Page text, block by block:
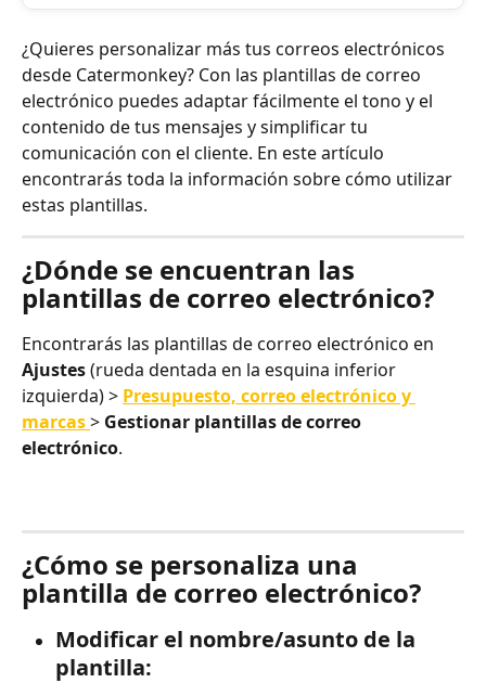
¿Quieres personalizar más tus correos electrónicos
desde Catermonkey? Con las plantillas de correo
electrónico puedes adaptar fácilmente el tono y el
contenido de tus mensajes y simplificar tu
comunicación con el cliente. En este artículo
encontrarás toda la información sobre cómo utilizar
estas plantillas.
¿Dónde se encuentran las
plantillas de correo electrónico?
Encontrarás las plantillas de correo electrónico en
Ajustes (rueda dentada en la esquina inferior
izquierda) > Presupuesto, correo electrónico y
marcas > Gestionar plantillas de correo
electrónico.
¿Cómo se personaliza una
plantilla de correo electrónico?
Modificar el nombre/asunto de la
plantilla: